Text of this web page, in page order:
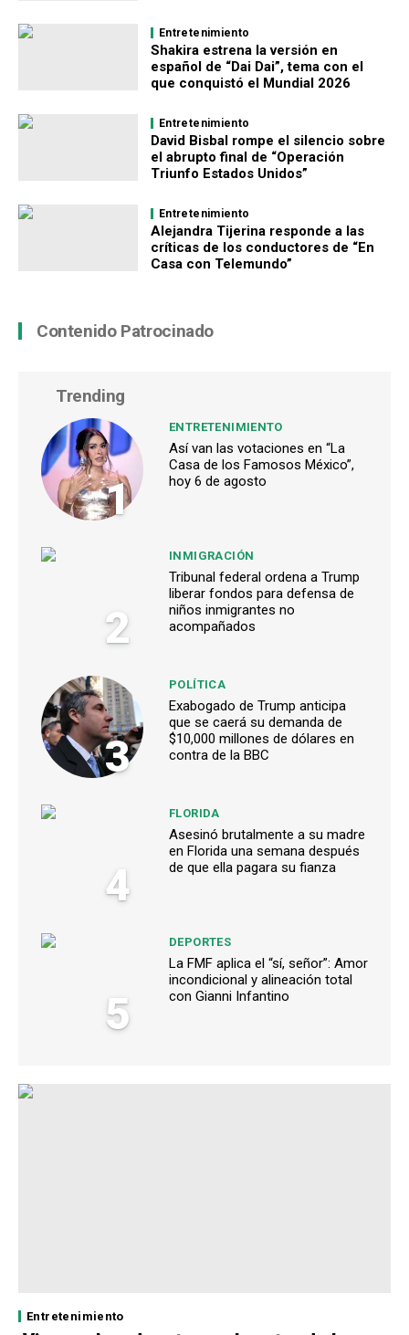
Entretenimiento
Shakira estrena la versión en
español de “Dai Dai”, tema con el
que conquistó el Mundial 2026
Entretenimiento
David Bisbal rompe el silencio sobre
el abrupto final de “Operación
Triunfo Estados Unidos”
Entretenimiento
Alejandra Tijerina responde a las
críticas de los conductores de “En
Casa con Telemundo”
Contenido Patrocinado
Trending
1
ENTRETENIMIENTO
Así van las votaciones en “La
Casa de los Famosos México”,
hoy 6 de agosto
2
INMIGRACIÓN
Tribunal federal ordena a Trump
liberar fondos para defensa de
niños inmigrantes no
acompañados
3
POLÍTICA
Exabogado de Trump anticipa
que se caerá su demanda de
$10,000 millones de dólares en
contra de la BBC
4
FLORIDA
Asesinó brutalmente a su madre
en Florida una semana después
de que ella pagara su fianza
5
DEPORTES
La FMF aplica el “sí, señor”: Amor
incondicional y alineación total
con Gianni Infantino
Entretenimiento